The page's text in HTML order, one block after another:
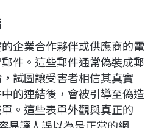
企業合作夥伴或供應商的電
件。這些郵件通常偽裝成郵
試圖讓受害者相信其真實
的連結後，會被引導至偽造
。這些表單外觀與真正的